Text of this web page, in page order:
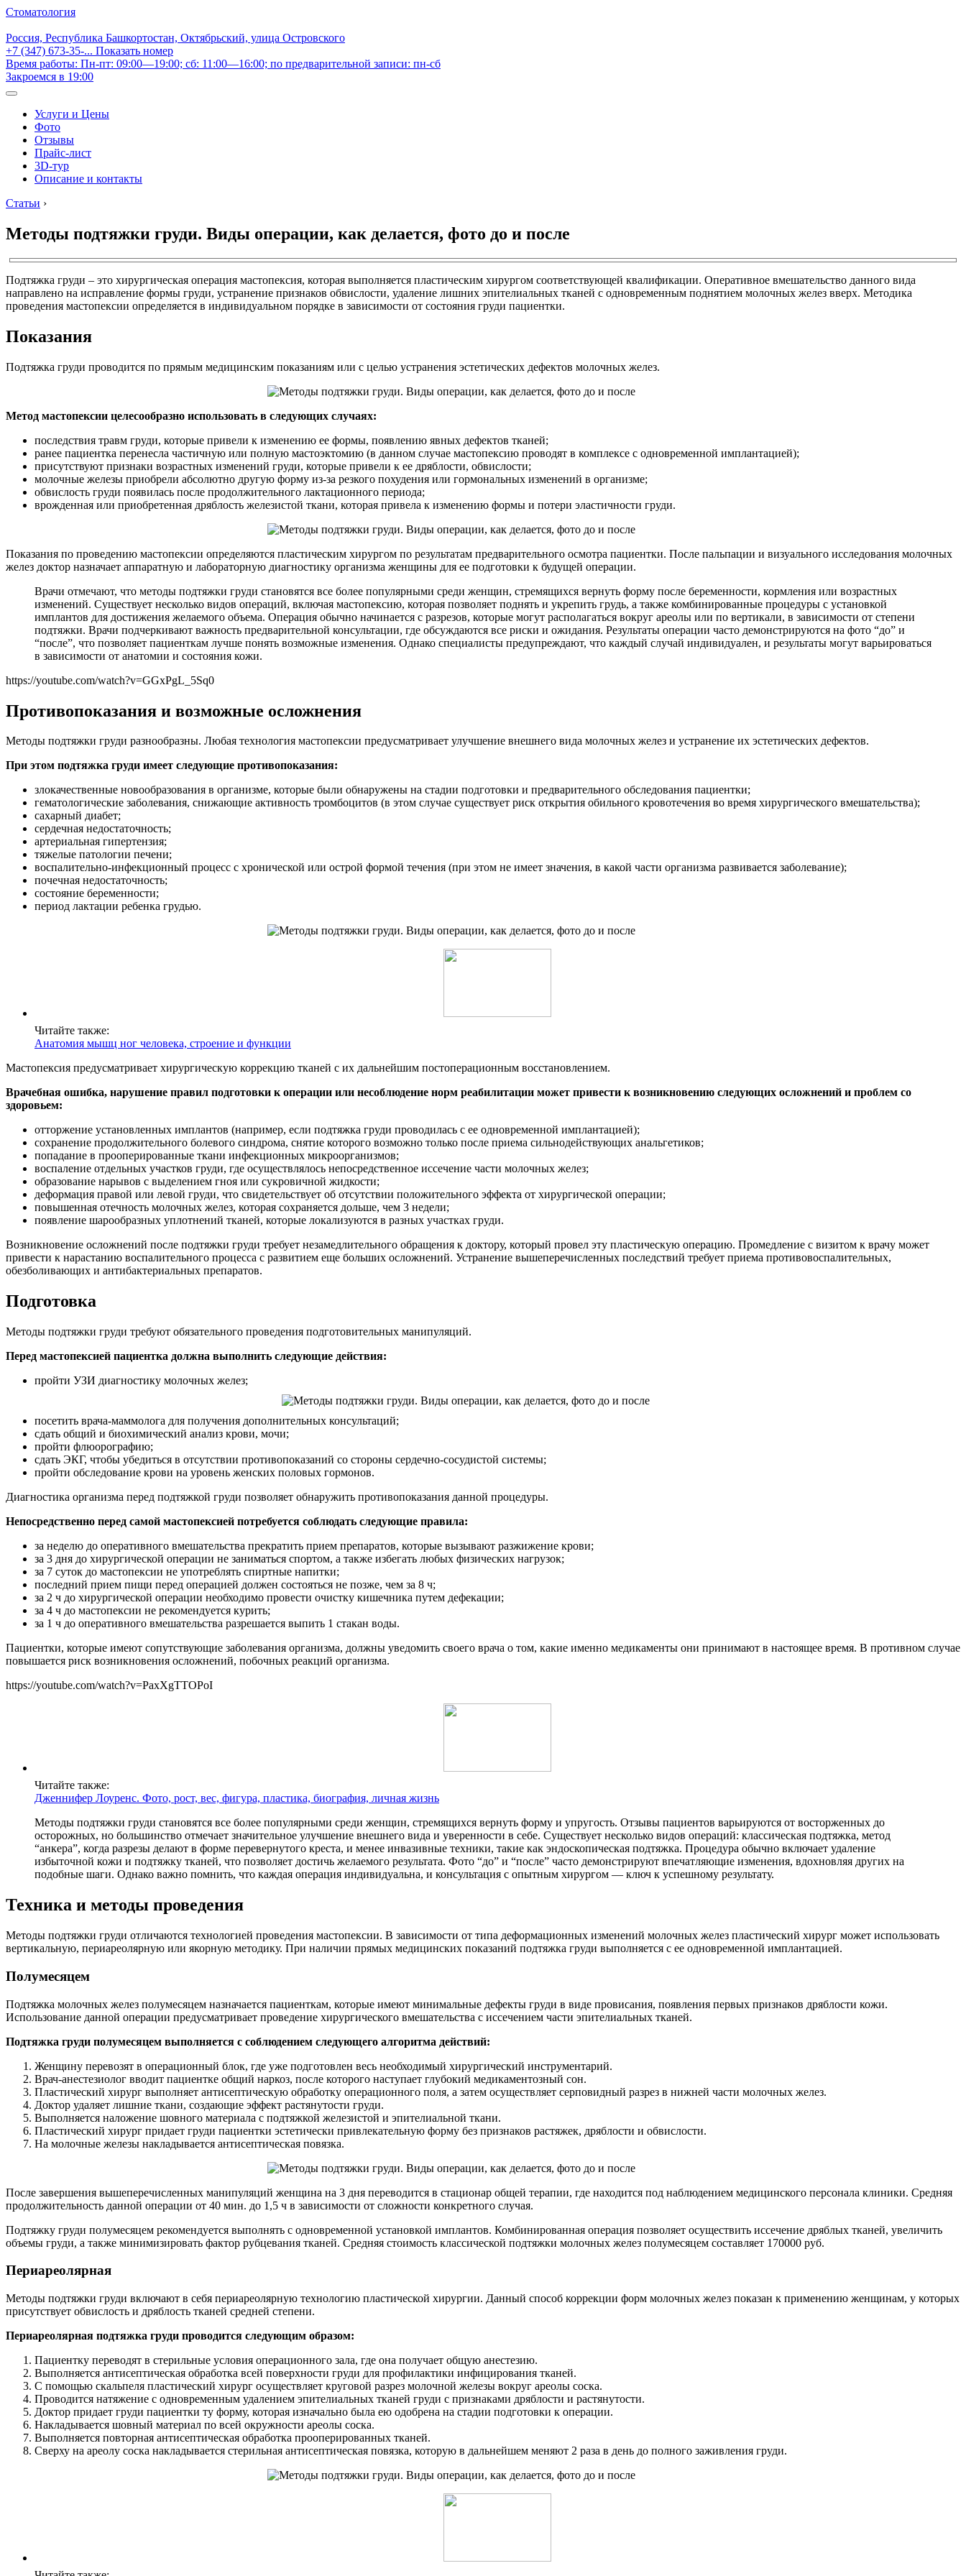
Стоматология
Россия, Республика Башкортостан, Октябрьский, улица Островского
+7 (347) 673-35-... Показать номер
Время работы: Пн-пт: 09:00—19:00; сб: 11:00—16:00; по предварительной записи: пн-сб
Закроемся в 19:00
Услуги и Цены
Фото
Отзывы
Прайс-лист
3D-тур
Описание и контакты
Статьи ›
Методы подтяжки груди. Виды операции, как делается, фото до и после
Подтяжка груди – это хирургическая операция мастопексия, которая выполняется пластическим хирургом соответствующей квалификации. Оперативное вмешательство данного вида
направлено на исправление формы груди, устранение признаков обвислости, удаление лишних эпителиальных тканей с одновременным поднятием молочных желез вверх. Методика
проведения мастопексии определяется в индивидуальном порядке в зависимости от состояния груди пациентки.
Показания
Подтяжка груди проводится по прямым медицинским показаниям или с целью устранения эстетических дефектов молочных желез.
Метод мастопексии целесообразно использовать в следующих случаях:
последствия травм груди, которые привели к изменению ее формы, появлению явных дефектов тканей;
ранее пациентка перенесла частичную или полную мастоэктомию (в данном случае мастопексию проводят в комплексе с одновременной имплантацией);
присутствуют признаки возрастных изменений груди, которые привели к ее дряблости, обвислости;
молочные железы приобрели абсолютно другую форму из-за резкого похудения или гормональных изменений в организме;
обвислость груди появилась после продолжительного лактационного периода;
врожденная или приобретенная дряблость железистой ткани, которая привела к изменению формы и потери эластичности груди.
Показания по проведению мастопексии определяются пластическим хирургом по результатам предварительного осмотра пациентки. После пальпации и визуального исследования молочных
желез доктор назначает аппаратную и лабораторную диагностику организма женщины для ее подготовки к будущей операции.
Врачи отмечают, что методы подтяжки груди становятся все более популярными среди женщин, стремящихся вернуть форму после беременности, кормления или возрастных
изменений. Существует несколько видов операций, включая мастопексию, которая позволяет поднять и укрепить грудь, а также комбинированные процедуры с установкой
имплантов для достижения желаемого объема. Операция обычно начинается с разрезов, которые могут располагаться вокруг ареолы или по вертикали, в зависимости от степени
подтяжки. Врачи подчеркивают важность предварительной консультации, где обсуждаются все риски и ожидания. Результаты операции часто демонстрируются на фото “до” и
“после”, что позволяет пациенткам лучше понять возможные изменения. Однако специалисты предупреждают, что каждый случай индивидуален, и результаты могут варьироваться
в зависимости от анатомии и состояния кожи.
https://youtube.com/watch?v=GGxPgL_5Sq0
Противопоказания и возможные осложнения
Методы подтяжки груди разнообразны. Любая технология мастопексии предусматривает улучшение внешнего вида молочных желез и устранение их эстетических дефектов.
При этом подтяжка груди имеет следующие противопоказания:
злокачественные новообразования в организме, которые были обнаружены на стадии подготовки и предварительного обследования пациентки;
гематологические заболевания, снижающие активность тромбоцитов (в этом случае существует риск открытия обильного кровотечения во время хирургического вмешательства);
сахарный диабет;
сердечная недостаточность;
артериальная гипертензия;
тяжелые патологии печени;
воспалительно-инфекционный процесс с хронической или острой формой течения (при этом не имеет значения, в какой части организма развивается заболевание);
почечная недостаточность;
состояние беременности;
период лактации ребенка грудью.
Читайте также:
Анатомия мышц ног человека, строение и функции
Мастопексия предусматривает хирургическую коррекцию тканей с их дальнейшим постоперационным восстановлением.
Врачебная ошибка, нарушение правил подготовки к операции или несоблюдение норм реабилитации может привести к возникновению следующих осложнений и проблем со
здоровьем:
отторжение установленных имплантов (например, если подтяжка груди проводилась с ее одновременной имплантацией);
сохранение продолжительного болевого синдрома, снятие которого возможно только после приема сильнодействующих анальгетиков;
попадание в прооперированные ткани инфекционных микроорганизмов;
воспаление отдельных участков груди, где осуществлялось непосредственное иссечение части молочных желез;
образование нарывов с выделением гноя или сукровичной жидкости;
деформация правой или левой груди, что свидетельствует об отсутствии положительного эффекта от хирургической операции;
повышенная отечность молочных желез, которая сохраняется дольше, чем 3 недели;
появление шарообразных уплотнений тканей, которые локализуются в разных участках груди.
Возникновение осложнений после подтяжки груди требует незамедлительного обращения к доктору, который провел эту пластическую операцию. Промедление с визитом к врачу может
привести к нарастанию воспалительного процесса с развитием еще больших осложнений. Устранение вышеперечисленных последствий требует приема противовоспалительных,
обезболивающих и антибактериальных препаратов.
Подготовка
Методы подтяжки груди требуют обязательного проведения подготовительных манипуляций.
Перед мастопексией пациентка должна выполнить следующие действия:
пройти УЗИ диагностику молочных желез;
посетить врача-маммолога для получения дополнительных консультаций;
сдать общий и биохимический анализ крови, мочи;
пройти флюорографию;
сдать ЭКГ, чтобы убедиться в отсутствии противопоказаний со стороны сердечно-сосудистой системы;
пройти обследование крови на уровень женских половых гормонов.
Диагностика организма перед подтяжкой груди позволяет обнаружить противопоказания данной процедуры.
Непосредственно перед самой мастопексией потребуется соблюдать следующие правила:
за неделю до оперативного вмешательства прекратить прием препаратов, которые вызывают разжижение крови;
за 3 дня до хирургической операции не заниматься спортом, а также избегать любых физических нагрузок;
за 7 суток до мастопексии не употреблять спиртные напитки;
последний прием пищи перед операцией должен состояться не позже, чем за 8 ч;
за 2 ч до хирургической операции необходимо провести очистку кишечника путем дефекации;
за 4 ч до мастопексии не рекомендуется курить;
за 1 ч до оперативного вмешательства разрешается выпить 1 стакан воды.
Пациентки, которые имеют сопутствующие заболевания организма, должны уведомить своего врача о том, какие именно медикаменты они принимают в настоящее время. В противном случае
повышается риск возникновения осложнений, побочных реакций организма.
https://youtube.com/watch?v=PaxXgTTOPoI
Читайте также:
Дженнифер Лоуренс. Фото, рост, вес, фигура, пластика, биография, личная жизнь
Методы подтяжки груди становятся все более популярными среди женщин, стремящихся вернуть форму и упругость. Отзывы пациентов варьируются от восторженных до
осторожных, но большинство отмечает значительное улучшение внешнего вида и уверенности в себе. Существует несколько видов операций: классическая подтяжка, метод
“анкера”, когда разрезы делают в форме перевернутого креста, и менее инвазивные техники, такие как эндоскопическая подтяжка. Процедура обычно включает удаление
избыточной кожи и подтяжку тканей, что позволяет достичь желаемого результата. Фото “до” и “после” часто демонстрируют впечатляющие изменения, вдохновляя других на
подобные шаги. Однако важно помнить, что каждая операция индивидуальна, и консультация с опытным хирургом — ключ к успешному результату.
Техника и методы проведения
Методы подтяжки груди отличаются технологией проведения мастопексии. В зависимости от типа деформационных изменений молочных желез пластический хирург может использовать
вертикальную, периареолярную или якорную методику. При наличии прямых медицинских показаний подтяжка груди выполняется с ее одновременной имплантацией.
Полумесяцем
Подтяжка молочных желез полумесяцем назначается пациенткам, которые имеют минимальные дефекты груди в виде провисания, появления первых признаков дряблости кожи.
Использование данной операции предусматривает проведение хирургического вмешательства с иссечением части эпителиальных тканей.
Подтяжка груди полумесяцем выполняется с соблюдением следующего алгоритма действий:
Женщину перевозят в операционный блок, где уже подготовлен весь необходимый хирургический инструментарий.
Врач-анестезиолог вводит пациентке общий наркоз, после которого наступает глубокий медикаментозный сон.
Пластический хирург выполняет антисептическую обработку операционного поля, а затем осуществляет серповидный разрез в нижней части молочных желез.
Доктор удаляет лишние ткани, создающие эффект растянутости груди.
Выполняется наложение шовного материала с подтяжкой железистой и эпителиальной ткани.
Пластический хирург придает груди пациентки эстетически привлекательную форму без признаков растяжек, дряблости и обвислости.
На молочные железы накладывается антисептическая повязка.
После завершения вышеперечисленных манипуляций женщина на 3 дня переводится в стационар общей терапии, где находится под наблюдением медицинского персонала клиники. Средняя
продолжительность данной операции от 40 мин. до 1,5 ч в зависимости от сложности конкретного случая.
Подтяжку груди полумесяцем рекомендуется выполнять с одновременной установкой имплантов. Комбинированная операция позволяет осуществить иссечение дряблых тканей, увеличить
объемы груди, а также минимизировать фактор рубцевания тканей. Средняя стоимость классической подтяжки молочных желез полумесяцем составляет 170000 руб.
Периареолярная
Методы подтяжки груди включают в себя периареолярную технологию пластической хирургии. Данный способ коррекции форм молочных желез показан к применению женщинам, у которых
присутствует обвислость и дряблость тканей средней степени.
Периареолярная подтяжка груди проводится следующим образом:
Пациентку переводят в стерильные условия операционного зала, где она получает общую анестезию.
Выполняется антисептическая обработка всей поверхности груди для профилактики инфицирования тканей.
С помощью скальпеля пластический хирург осуществляет круговой разрез молочной железы вокруг ареолы соска.
Проводится натяжение с одновременным удалением эпителиальных тканей груди с признаками дряблости и растянутости.
Доктор придает груди пациентки ту форму, которая изначально была ею одобрена на стадии подготовки к операции.
Накладывается шовный материал по всей окружности ареолы соска.
Выполняется повторная антисептическая обработка прооперированных тканей.
Сверху на ареолу соска накладывается стерильная антисептическая повязка, которую в дальнейшем меняют 2 раза в день до полного заживления груди.